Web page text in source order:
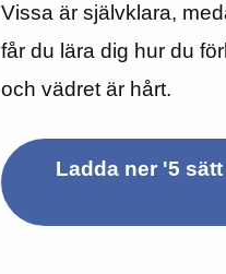
Vissa är självklara,
får du lära dig hur du
och vädret är hårt.
Ladda ner '5